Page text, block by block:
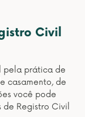
Civil
pela prática de
casamento, de
você pode
Registro Civil